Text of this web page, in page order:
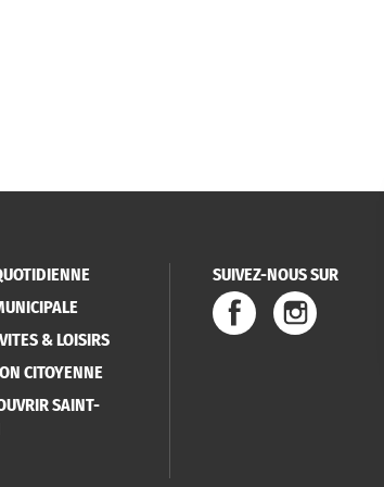
& LOISIRS
CITOYENNE
SAINT-
SUIVEZ-NOUS SUR